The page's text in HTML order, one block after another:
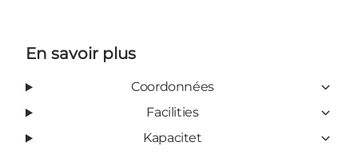
En savoir plus
Coordonnées
Facilities
Kapacitet